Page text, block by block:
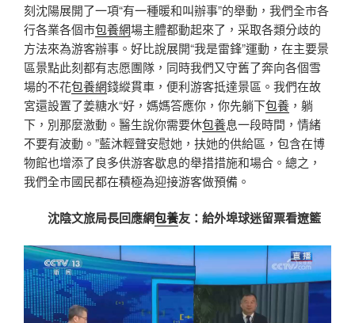
刻沈陽展開了一項“有一種暖和叫辦事”的舉動，我們全市各
行各業各個市包養網場主體都動起來了，采取各類分歧的
方法來為游客辦事。好比說展開“我是雷鋒”運動，在主要景
區景點此刻都有志愿團隊，同時我們又守舊了奔向各個雪
場的不花包養網錢縱貫車，便利游客抵達景區。我們在故
宮還設置了姜糖水“好，媽媽答應你，你先躺下包養 ，躺
下，別那麼激動。醫生說你需要休包養息一段時間，情緒
不要有波動。”藍沐輕聲安慰她，扶她的供給區，包含在博
物館也增添了良多供游客歇息的舉措措施和場合。總之，
我們全市國民都在積極為迎接游客做預備。
沈陰文旅局長回應網包養友：給外埠球迷留票看遼籃